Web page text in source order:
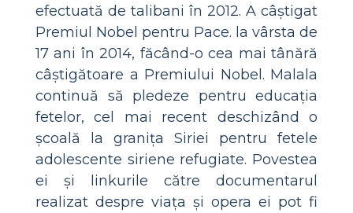
efectuată de talibani în 2012. A câștigat
Premiul Nobel pentru Pace. la vârsta de
17 ani în 2014, făcând-o cea mai tânără
câștigătoare a Premiului Nobel. Malala
continuă să pledeze pentru educația
fetelor, cel mai recent deschizând o
școală la granița Siriei pentru fetele
adolescente siriene refugiate. Povestea
ei și linkurile către documentarul
realizat despre viața și opera ei pot fi